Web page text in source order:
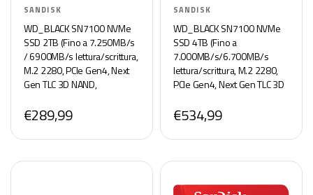
SANDISK
WD_BLACK SN7100 NVMe
SSD 2TB (Fino a 7.250MB/s
/ 6900MB/s lettura/scrittura,
M.2 2280, PCIe Gen4, Next
Gen TLC 3D NAND,
dispositivi portatili da
gaming) POWERED BY
SANDISK
€289,99
SANDISK
WD_BLACK SN7100 NVMe
SSD 4TB (Fino a
7.000MB/s/6.700MB/s
lettura/scrittura, M.2 2280,
PCIe Gen4, Next Gen TLC 3D
laptop, dispositivi portatili da
gaming)POWERED BY
SANDISK
€534,99